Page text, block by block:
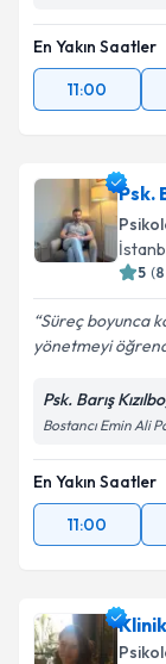
En Yakın Saatler
11:00
Psk.
5 (8
Süreç boyunca
yönetmeyi
Psk. Barış
Bostancı Emin Ali
En Yakın Saatler
11:00